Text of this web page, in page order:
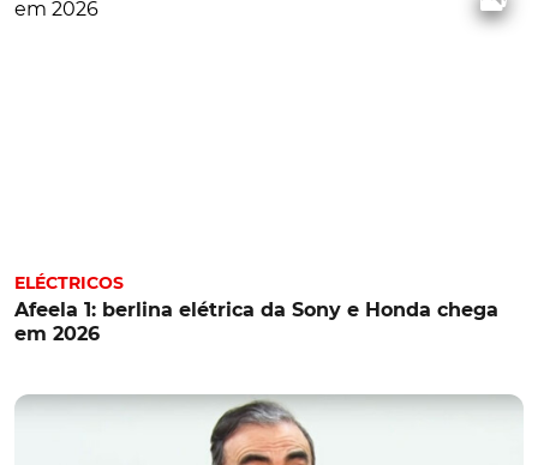
ELÉCTRICOS
Afeela 1: berlina elétrica da Sony e Honda chega
em 2026